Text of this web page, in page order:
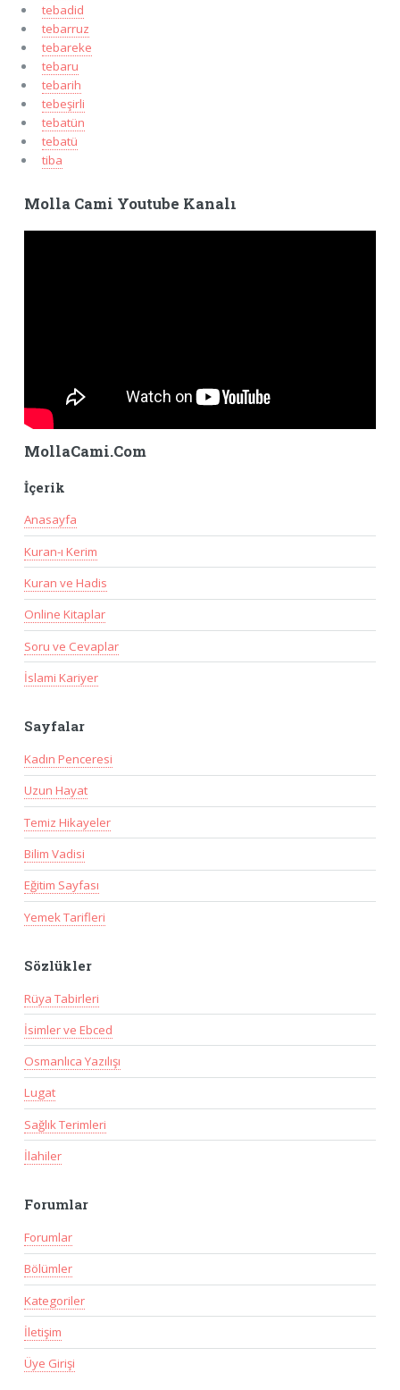
tebadid
tebarruz
tebareke
tebaru
tebarih
tebeşirli
tebatün
tebatü
tiba
Molla Cami Youtube Kanalı
MollaCami.Com
İçerik
Anasayfa
Kuran-ı Kerim
Kuran ve Hadis
Online Kitaplar
Soru ve Cevaplar
İslami Kariyer
Sayfalar
Kadın Penceresi
Uzun Hayat
Temiz Hikayeler
Bilim Vadisi
Eğitim Sayfası
Yemek Tarifleri
Sözlükler
Rüya Tabirleri
İsimler ve Ebced
Osmanlıca Yazılışı
Lugat
Sağlık Terimleri
İlahiler
Forumlar
Forumlar
Bölümler
Kategoriler
İletişim
Üye Girişi